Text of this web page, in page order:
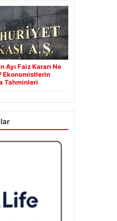
Ayı Faiz Kararı Ne
Ekonomistlerin
Tahminleri